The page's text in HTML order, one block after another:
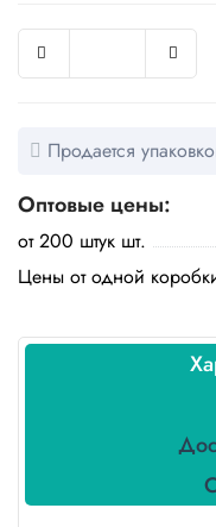
Пакеты
кулинарии
и
Пленка
и скотч
химия
Продается
Оптовые цены:
от 200 штук шт.
Цены от одной